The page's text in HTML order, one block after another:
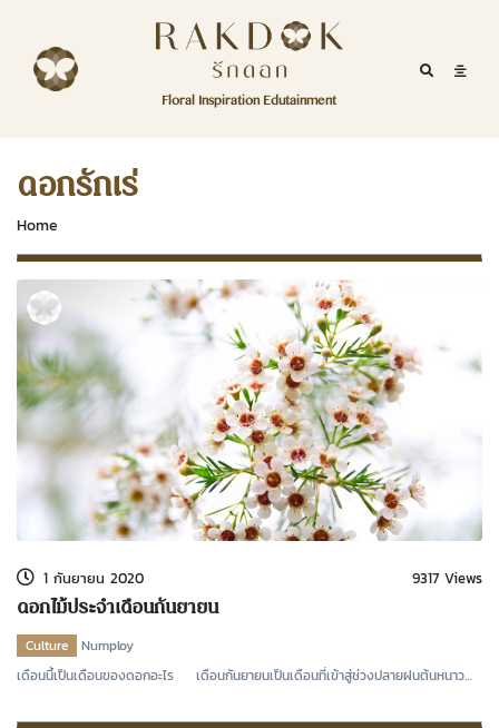
RakDok (รักดอก)
Floral Inspiration Edutainment
Mobile
RakDok
Menu
MAGAZINE
EDUTAINMENT
RAKDOK
MARKET
ABOUT
CONTACT
Channel Facebook
Twitter
Channel Youtube
ดอกรักเร่
Home
1 กันยายน 2020 9317 Views
ดอกไม้ประจำเดือนกันยายน
Culture
Numploy
เดือนนี้เป็นเดือนของดอกอะไร เดือนกันยายนเป็นเดือนที่เข้าสู่ช่วงปลายฝนต้นหนาว